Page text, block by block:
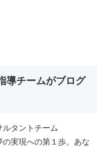
導チームがブログ
タントチーム
の実現への第１歩。あな